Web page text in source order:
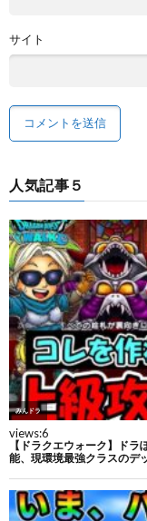
サイト
人気記事５